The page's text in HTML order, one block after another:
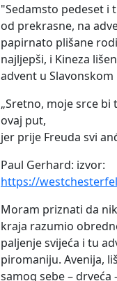
"Sedamsto pedeset i
od prekrasne, na
papirnato plišane
najljepši, i Kineza
advent u Slavonskom
„Sretno, moje srce bi
ovaj put,
jer prije Freuda svi
Paul Gerhard: izvor:
https://
Moram priznati da
kraja razumio
paljenje svijeća i tu
piromaniju. Avenija,
samog sebe – drveća